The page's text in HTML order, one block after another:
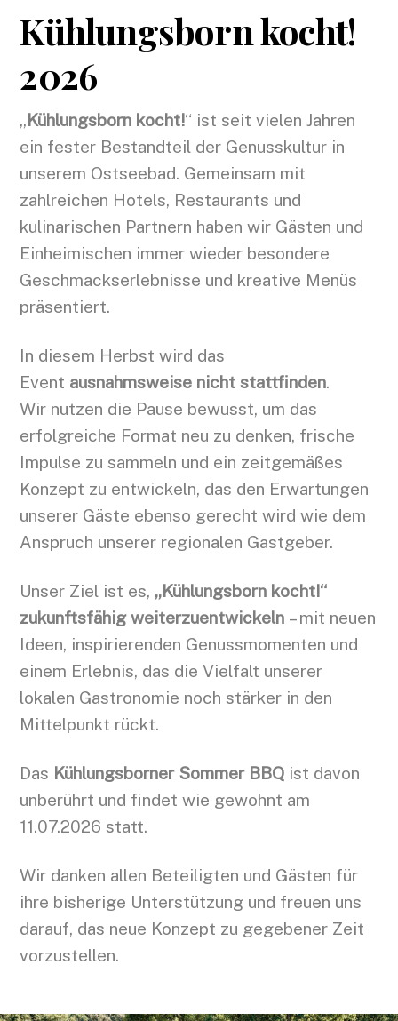
Kühlungsborn kocht!
2026
„Kühlungsborn kocht!“ ist seit vielen Jahren
ein fester Bestandteil der Genusskultur in
unserem Ostseebad. Gemeinsam mit
zahlreichen Hotels, Restaurants und
kulinarischen Partnern haben wir Gästen und
Einheimischen immer wieder besondere
Geschmackserlebnisse und kreative Menüs
präsentiert.
In diesem Herbst wird das
Event ausnahmsweise nicht stattfinden.
Wir nutzen die Pause bewusst, um das
erfolgreiche Format neu zu denken, frische
Impulse zu sammeln und ein zeitgemäßes
Konzept zu entwickeln, das den Erwartungen
unserer Gäste ebenso gerecht wird wie dem
Anspruch unserer regionalen Gastgeber.
Unser Ziel ist es, „Kühlungsborn kocht!“
zukunftsfähig weiterzuentwickeln – mit neuen
Ideen, inspirierenden Genussmomenten und
einem Erlebnis, das die Vielfalt unserer
lokalen Gastronomie noch stärker in den
Mittelpunkt rückt.
Das Kühlungsborner Sommer BBQ ist davon
unberührt und findet wie gewohnt am
11.07.2026 statt.
Wir danken allen Beteiligten und Gästen für
ihre bisherige Unterstützung und freuen uns
darauf, das neue Konzept zu gegebener Zeit
vorzustellen.